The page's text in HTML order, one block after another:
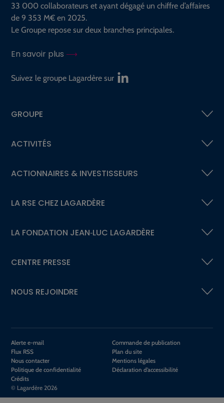
33 000 collaborateurs et ayant dégagé un chiffre d’affaires
de 9 353 M€ en 2025.
Le Groupe repose sur deux branches principales.
En savoir plus
Suivez le groupe Lagardère sur
GROUPE
ACTIVITÉS
ACTIONNAIRES & INVESTISSEURS
LA RSE CHEZ LAGARDÈRE
LA FONDATION JEAN‑LUC LAGARDÈRE
CENTRE PRESSE
NOUS REJOINDRE
Alerte e-mail
Commande de publication
Flux RSS
Plan du site
Nous contacter
Mentions légales
Politique de confidentialité
Déclaration d’accessibilité
Crédits
© Lagardère 2026